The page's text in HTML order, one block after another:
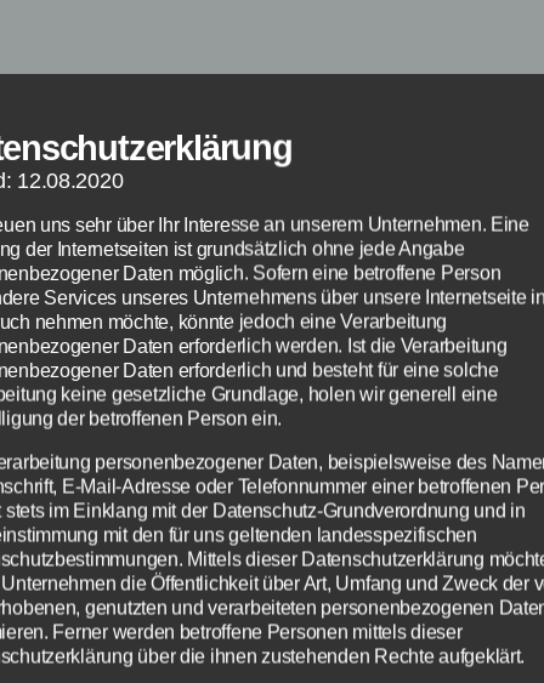
euch bei Windows 10 die Meldung kommt
konnte nicht eingerichtet werden“ und er
versucht dieses zu installieren beim Neustart,
wir für euch passende Lösungen parat.
sein, als ein Windows 10, welches immer
oder Neustarten fragt, ob es
soll und dann doch nicht funktioniert.
den Start des Rechners und außerdem
nicht korrekt installiert, was ein
kann.
haben wir verschiedenste Lösungen parat,
du dafür sorgen kannst, dass die Updates
werden. Die vollständige Meldung unter
10 lautet im übrigen: „Update konnte
werden. Änderungen werden
Schalten Sie den Computer nicht aus.“
12.08.2020
uns sehr über Ihr Interesse an unserem Unternehmen. Eine
der Internetseiten ist grundsätzlich ohne jede Angabe
Daten möglich. Sofern eine betroffene Person
Services unseres Unternehmens über unsere Internetseite in
nehmen möchte, könnte jedoch eine Verarbeitung
Daten erforderlich werden. Ist die Verarbeitung
Daten erforderlich und besteht für eine solche
keine gesetzliche Grundlage, holen wir generell eine
der betroffenen Person ein.
personenbezogener Daten, beispielsweise des
E-Mail-Adresse oder Telefonnummer einer betroffenen
stets im Einklang mit der Datenschutz-Grundverordnung und in
mit den für uns geltenden landesspezifischen
Mittels dieser Datenschutzerklärung
die Öffentlichkeit über Art, Umfang und Zweck der
genutzten und verarbeiteten personenbezogenen
Ferner werden betroffene Personen mittels dieser
über die ihnen zustehenden Rechte aufgeklärt.